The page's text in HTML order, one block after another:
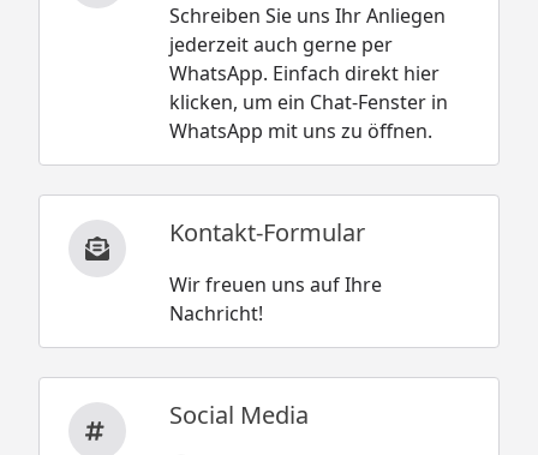
Schreiben Sie uns Ihr Anliegen
jederzeit auch gerne per
WhatsApp. Einfach direkt hier
klicken, um ein Chat-Fenster in
WhatsApp mit uns zu öffnen.
Kontakt-Formular
Wir freuen uns auf Ihre
Nachricht!
Social Media